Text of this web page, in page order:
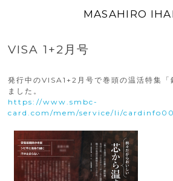
MASAHIRO
VISA 1+2月号
発行中のVISA1+2月号で巻頭の温活特集「
ました。
https://www.smbc-
card.com/mem/service/li/